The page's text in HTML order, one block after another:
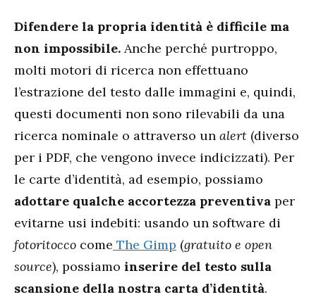
Difendere la propria identità è difficile ma
non impossibile. Anche perché purtroppo,
molti motori di ricerca non effettuano
l’estrazione del testo dalle immagini e, quindi,
questi documenti non sono rilevabili da una
ricerca nominale o attraverso un alert (diverso
per i PDF, che vengono invece indicizzati). Per
le carte d’identità, ad esempio, possiamo
adottare qualche accortezza preventiva per
evitarne usi indebiti: usando un software di
fotoritocco come The Gimp (gratuito e open
source), possiamo inserire del testo sulla
scansione della nostra carta d’identità.